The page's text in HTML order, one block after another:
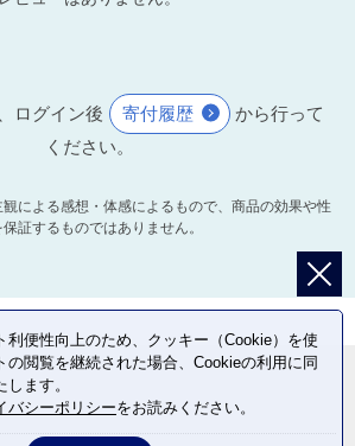
ログイン後 寄付履歴
から行って
ください。
による感想・体感によるもので、商品の効果や性
証するものではありません。
利便性向上のため、クッキー（Cookie）を使
の閲覧を継続された場合、Cookieの利用に同
ます。
バシーポリシーをお読みください。